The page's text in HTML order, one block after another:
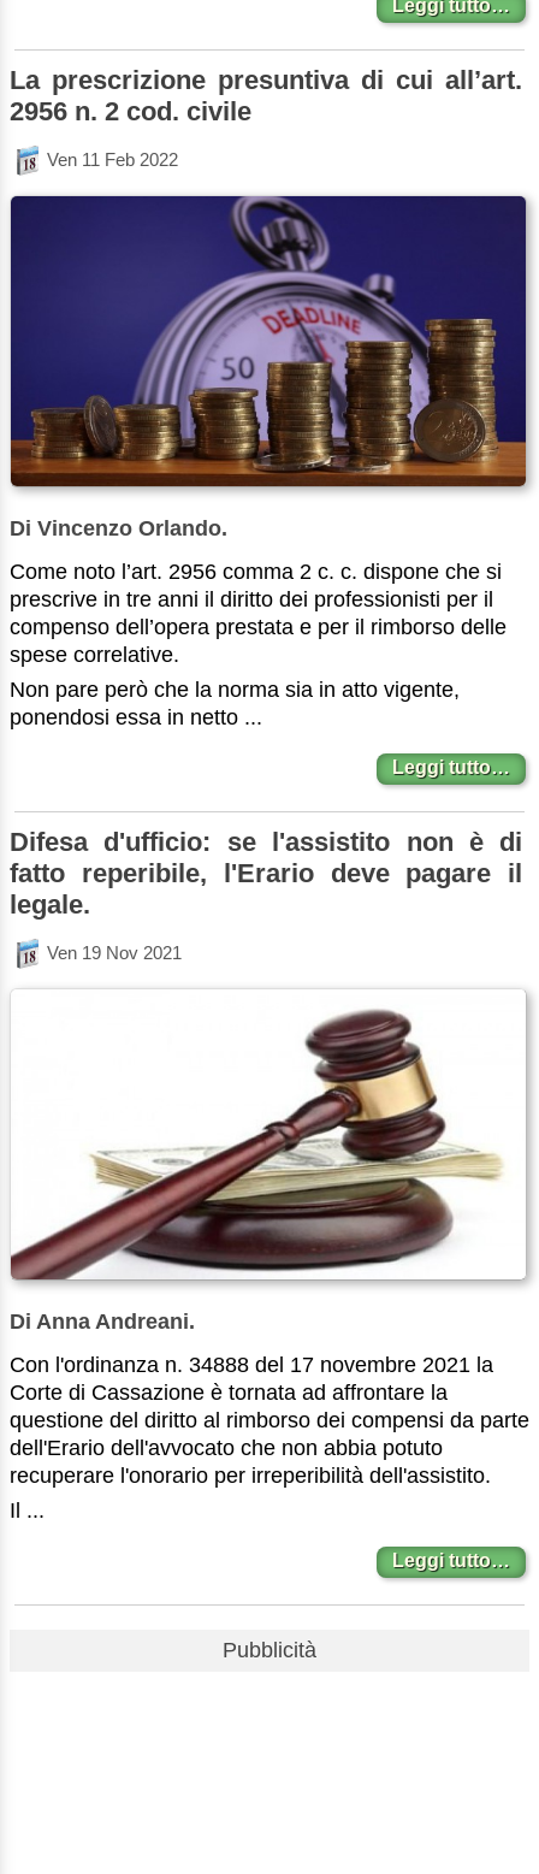
Leggi tutto…
La prescrizione presuntiva di cui all’art.
2956 n. 2 cod. civile
Ven 11 Feb 2022
Di Vincenzo Orlando.
Come noto l’art. 2956 comma 2 c. c. dispone che si
prescrive in tre anni il diritto dei professionisti per il
compenso dell’opera prestata e per il rimborso delle
spese correlative.
Non pare però che la norma sia in atto vigente,
ponendosi essa in netto ...
Leggi tutto…
Difesa d'ufficio: se l'assistito non è di
fatto reperibile, l'Erario deve pagare il
legale.
Ven 19 Nov 2021
Di Anna Andreani.
Con l'ordinanza n. 34888 del 17 novembre 2021 la
Corte di Cassazione è tornata ad affrontare la
questione del diritto al rimborso dei compensi da parte
dell'Erario dell'avvocato che non abbia potuto
recuperare l'onorario per irreperibilità dell'assistito.
Il ...
Leggi tutto…
Pubblicità